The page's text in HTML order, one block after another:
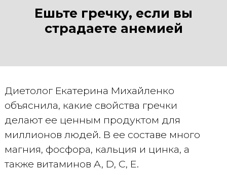
Ешьте гречку, если вы
страдаете анемией
Диетолог Екатерина Михайленко
объяснила, какие свойства гречки
делают ее ценным продуктом для
миллионов людей. В ее составе много
магния, фосфора, кальция и цинка, а
также витаминов A, D, C, E.